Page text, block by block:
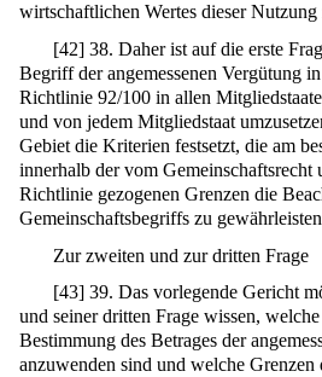
wirtschaftlichen Wertes dieser Nutzung
[42] 38. Daher ist auf die erste
Begriff der angemessenen Vergütung
Richtlinie 92/100 in allen
und von jedem Mitgliedstaat
Gebiet die Kriterien festsetzt, die am
innerhalb der vom Gemeinschaftsrecht
Richtlinie gezogenen Grenzen die
Gemeinschaftsbegriffs zu
Zur zweiten und zur dritten Frage
[43] 39. Das vorlegende Gericht
und seiner dritten Frage wissen,
Bestimmung des Betrages der
anzuwenden sind und welche Grenzen